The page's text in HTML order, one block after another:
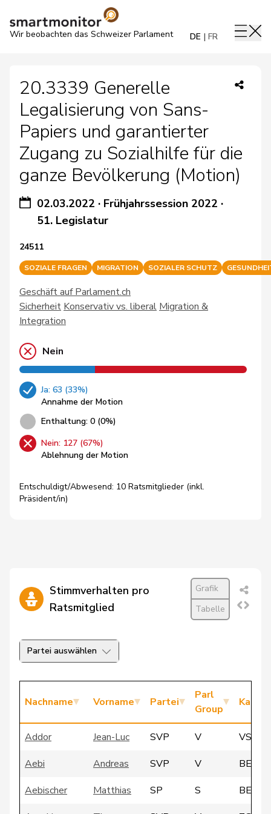
Wir beobachten das Schweizer Parlament DE FR
20.3339 Generelle
Legalisierung von Sans-
Papiers und garantierter
Zugang zu Sozialhilfe für die
ganze Bevölkerung (Motion)
02.03.2022 · Frühjahrssession 2022 ·
51. Legislatur
24511
SOZIALE FRAGEN MIGRATION SOZIALER SCHUTZ
Geschäft auf Parlament.ch
Sicherheit Konservativ vs. liberal Migration &
Integration
Nein
Ja: 63 (33%)
Annahme der Motion
Enthaltung: 0 (0%)
Nein: 127 (67%)
Ablehnung der Motion
Entschuldigt/Abwesend: 10 Ratsmitglieder (inkl.
Präsident/in)
Stimmverhalten pro
Ratsmitglied
Grafik
Tabelle
Partei auswählen
Nachname Vorname Partei
Parl
Group
Addor Jean-Luc SVP V
VS
Aebi
Andreas SVP V
BE
Aebischer
Matthias SP S
BE